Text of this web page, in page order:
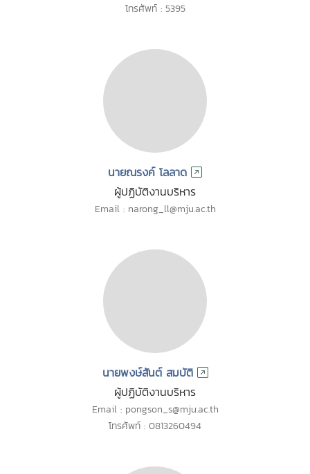
โทรศัพท์ : 5395
นายณรงค์ โลลาด
ผู้ปฏิบัติงานบริหาร
Email : narong_ll@mju.ac.th
นายพงษ์สันต์ สมบัติ
ผู้ปฏิบัติงานบริหาร
Email : pongson_s@mju.ac.th
โทรศัพท์ : 0813260494